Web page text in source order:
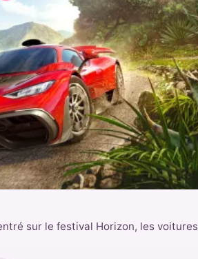
sur le festival Horizon, les voitures